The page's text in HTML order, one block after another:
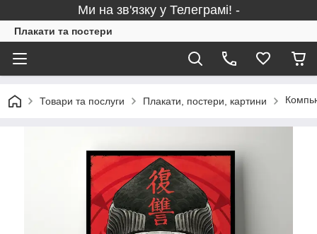
Ми на зв'язку у Телеграмі! -
Плакати та постери
Товари та послуги Плакати, постери, картини